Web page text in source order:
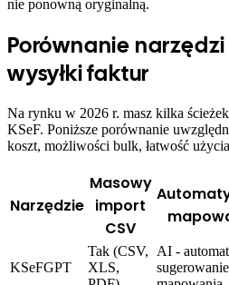
nie ponowną oryginalną.
Porównanie
wysyłki faktur
Na rynku w 2026 r. masz kilka
KSeF. Poniższe porównanie
koszt, możliwości bulk, łatwość
Narzędzie
Masowy
import
CSV
KSeFGPT
Tak (CSV,
XLS,
AI -
sugerowanie